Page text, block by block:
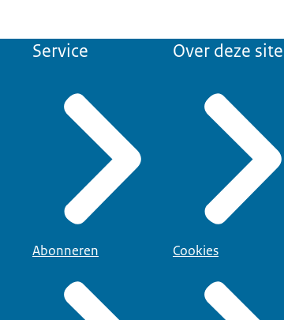
Service
Abonneren
Over deze site
Cookies